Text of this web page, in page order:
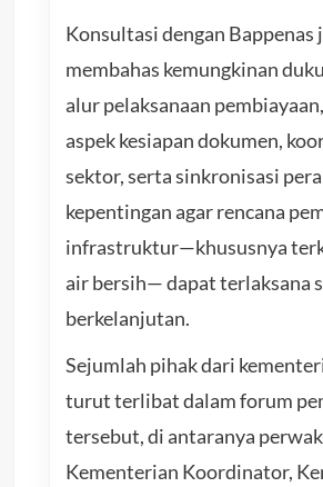
Konsultasi dengan Bappenas
membahas kemungkinan
alur pelaksanaan
aspek kesiapan dokumen,
sektor, serta sinkronisasi
kepentingan agar rencana
infrastruktur—khususnya
air bersih— dapat terlaksana
berkelanjutan.
Sejumlah pihak dari
turut terlibat dalam forum
tersebut, di antaranya
Kementerian Koordinator,